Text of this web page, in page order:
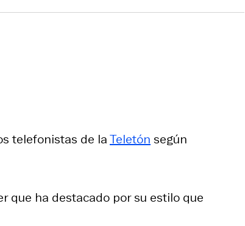
telefonistas de laTeletón según
que ha destacado por su estilo que